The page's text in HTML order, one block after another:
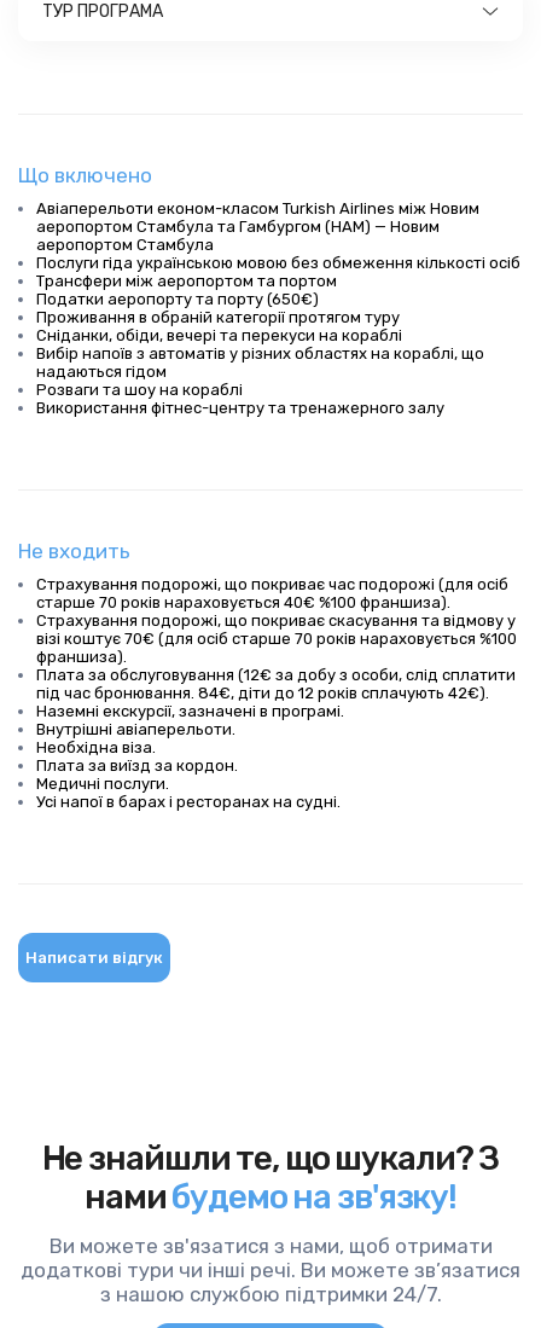
ТУР ПРОГРАМА
Що включено
Авіаперельоти економ-класом Turkish Airlines між Новим
аеропортом Стамбула та Гамбургом (HAM) — Новим
аеропортом Стамбула
Послуги гіда українською мовою без обмеження кількості осіб
Трансфери між аеропортом та портом
Податки аеропорту та порту (650€)
Проживання в обраній категорії протягом туру
Сніданки, обіди, вечері та перекуси на кораблі
Вибір напоїв з автоматів у різних областях на кораблі, що
надаються гідом
Розваги та шоу на кораблі
Використання фітнес-центру та тренажерного залу
Не входить
Страхування подорожі, що покриває час подорожі (для осіб
старше 70 років нараховується 40€ %100 франшиза).
Страхування подорожі, що покриває скасування та відмову у
візі коштує 70€ (для осіб старше 70 років нараховується %100
франшиза).
Плата за обслуговування (12€ за добу з особи, слід сплатити
під час бронювання. 84€, діти до 12 років сплачують 42€).
Наземні екскурсії, зазначені в програмі.
Внутрішні авіаперельоти.
Необхідна віза.
Плата за виїзд за кордон.
Медичні послуги.
Усі напої в барах і ресторанах на судні.
Написати відгук
Не знайшли те, що шукали? З
намибудемо на зв'язку!
Ви можете зв'язатися з нами, щоб отримати
додаткові тури чи інші речі. Ви можете зв’язатися
з нашою службою підтримки 24/7.